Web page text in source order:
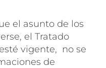
el asunto de los
el Tratado
vigente, no se
de